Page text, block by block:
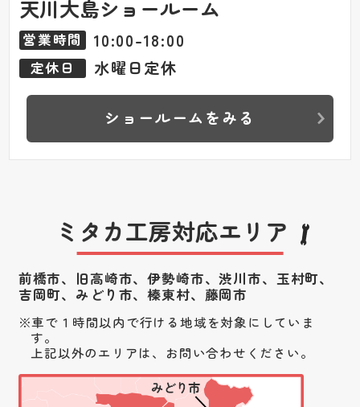
天川大島ショールーム
営業時間 10:00-18:00
定休日 水曜日定休
ショールームをみる
ミタカ工房対応エリア
前橋市、旧高崎市、伊勢崎市、渋川市、 玉村町、
吉岡町、みどり市、榛東村、藤岡市
車で１時間以内で行ける地域を対象にしていま
す。
上記以外のエリアは、お問い合わせください。